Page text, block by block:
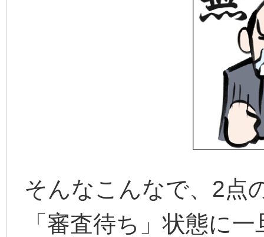
そんなこんなで、2点
「審査待ち」状態に